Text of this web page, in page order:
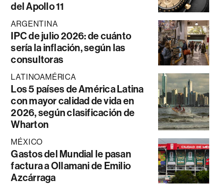
del Apollo 11
ARGENTINA
IPC de julio 2026: de cuánto
sería la inflación, según las
consultoras
LATINOAMÉRICA
Los 5 países de América Latina
con mayor calidad de vida en
2026, según clasificación de
Wharton
MÉXICO
Gastos del Mundial le pasan
factura a Ollamani de Emilio
Azcárraga